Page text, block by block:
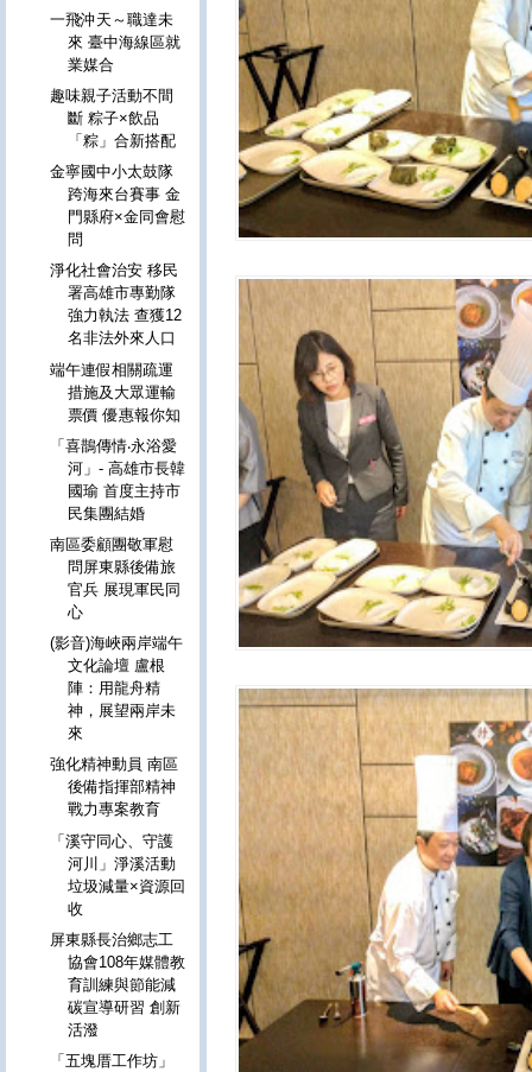
一飛沖天～職達未
來 臺中海線區就
業媒合
趣味親子活動不間
斷 粽子×飲品
「粽」合新搭配
金寧國中小太鼓隊
跨海來台賽事 金
門縣府×金同會慰
問
淨化社會治安 移民
署高雄市專勤隊
強力執法 查獲12
名非法外來人口
端午連假相關疏運
措施及大眾運輸
票價 優惠報你知
「喜鵲傳情‧永浴愛
河」- 高雄市長韓
國瑜 首度主持市
民集團結婚
南區委顧團敬軍慰
問屏東縣後備旅
官兵 展現軍民同
心
(影音)海峽兩岸端午
文化論壇 盧根
陣：用龍舟精
神，展望兩岸未
來
強化精神動員 南區
後備指揮部精神
戰力專案教育
「溪守同心、守護
河川」淨溪活動
垃圾減量×資源回
收
屏東縣長治鄉志工
協會108年媒體教
育訓練與節能減
碳宣導研習 創新
活潑
「五塊厝工作坊」